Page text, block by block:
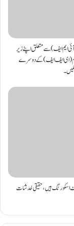
ایم ایف) سے متعلق اپنے زیر
کے توسیعی فنڈ پروگرام (ای ایف ایف) کے دوسرے
اسکورنگ ہیں، حقیقی خدشات